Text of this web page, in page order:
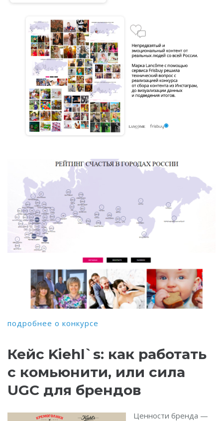
подробнее о конкурсе
Кейс Kiehl`s: как работать
с комьюнити, или сила
UGC для брендов
Ценности бренда —